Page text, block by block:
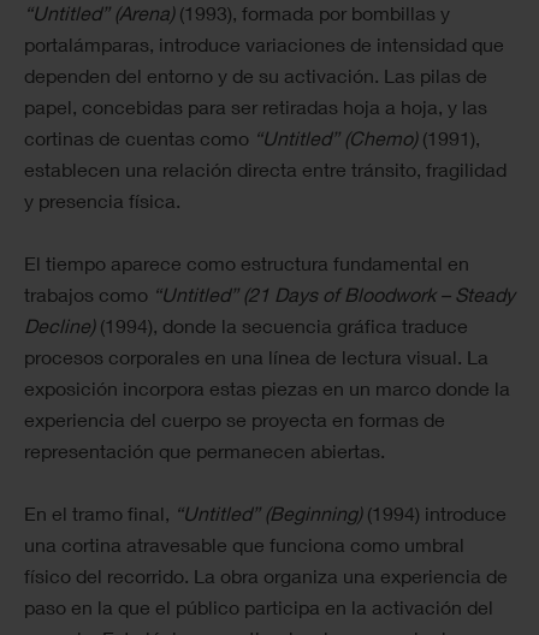
“Untitled” (Arena)(1993), formada por bombillas y
portalámparas, introduce variaciones de intensidad que
dependen del entorno y de su activación. Las pilas de
papel, concebidas para ser retiradas hoja a hoja, y las
cortinas de cuentas como “Untitled” (Chemo)(1991),
establecen una relación directa entre tránsito, fragilidad
y presencia física.
El tiempo aparece como estructura fundamental en
trabajos como “Untitled” (21 Days of Bloodwork – Steady
Decline)(1994), donde la secuencia gráfica traduce
procesos corporales en una línea de lectura visual. La
exposición incorpora estas piezas en un marco donde la
experiencia del cuerpo se proyecta en formas de
representación que permanecen abiertas.
En el tramo final, “Untitled” (Beginning)(1994) introduce
una cortina atravesable que funciona como umbral
físico del recorrido. La obra organiza una experiencia de
paso en la que el público participa en la activación del